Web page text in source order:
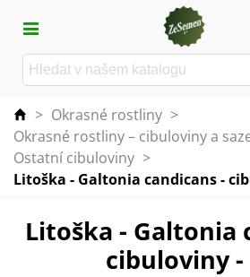
> Okrasné rostliny >
Okrasné rostliny – cibuloviny a
Ostatní cibuloviny >
Litoška - Galtonia candicans -
Litoška - Galtonia
cibuloviny -